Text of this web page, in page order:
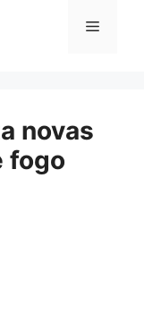
Menu
novas
fogo